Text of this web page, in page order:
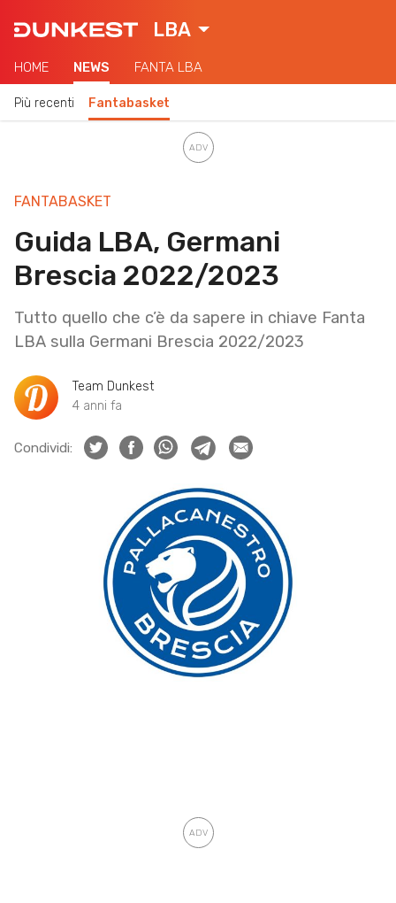
LBA
HOME NEWS FANTA LBA
Più recenti Fantabasket
FANTABASKET
Guida LBA, Germani
Brescia 2022/2023
Tutto quello che c’è da sapere in chiave Fanta
LBA sulla Germani Brescia 2022/2023
Team Dunkest
4 anni fa
Condividi: